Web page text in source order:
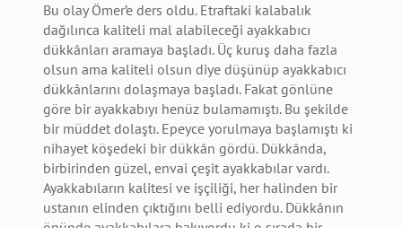
Bu olay Ömer’e ders oldu. Etraftaki kalabalık
dağılınca kaliteli mal alabileceği ayakkabıcı
dükkânları aramaya başladı. Üç kuruş daha fazla
olsun ama kaliteli olsun diye düşünüp ayakkabıcı
dükkânlarını dolaşmaya başladı. Fakat gönlüne
göre bir ayakkabıyı henüz bulamamıştı. Bu şekilde
bir müddet dolaştı. Epeyce yorulmaya başlamıştı ki
nihayet köşedeki bir dükkân gördü. Dükkânda,
birbirinden güzel, envai çeşit ayakkabılar vardı.
Ayakkabıların kalitesi ve işçiliği, her halinden bir
ustanın elinden çıktığını belli ediyordu. Dükkânın